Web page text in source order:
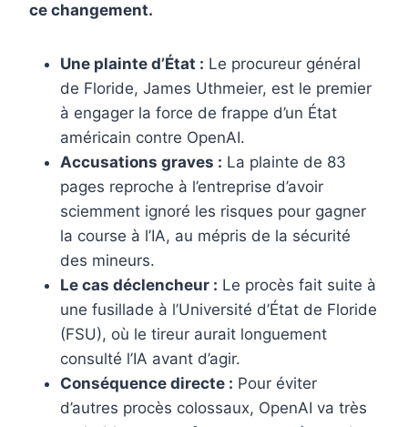
ce changement.
Une plainte d’État : Le procureur général
de Floride, James Uthmeier, est le premier
à engager la force de frappe d’un État
américain contre OpenAI.
Accusations graves : La plainte de 83
pages reproche à l’entreprise d’avoir
sciemment ignoré les risques pour gagner
la course à l’IA, au mépris de la sécurité
des mineurs.
Le cas déclencheur : Le procès fait suite à
une fusillade à l’Université d’État de Floride
(FSU), où le tireur aurait longuement
consulté l’IA avant d’agir.
Conséquence directe : Pour éviter
d’autres procès colossaux, OpenAI va très